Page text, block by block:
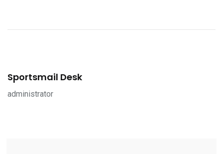
Sportsmail Desk
administrator